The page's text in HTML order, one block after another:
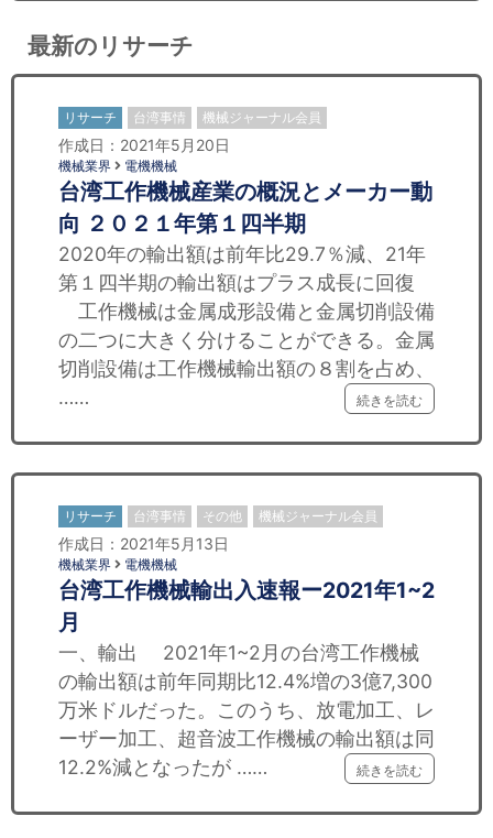
最新のリサーチ
リサーチ 台湾事情 機械ジャーナル会員
作成日：2021年5月20日
機械業界 電機機械
台湾工作機械産業の概況とメーカー動
向 ２０２１年第１四半期
2020年の輸出額は前年比29.7％減、21年
第１四半期の輸出額はプラス成長に回復
工作機械は金属成形設備と金属切削設備
の二つに大きく分けることができる。金属
切削設備は工作機械輸出額の８割を占め、
……
続きを読む
リサーチ 台湾事情 その他 機械ジャーナル会員
作成日：2021年5月13日
機械業界 電機機械
台湾工作機械輸出入速報ー2021年1~2
月
一、輸出 2021年1~2月の台湾工作機械
の輸出額は前年同期比12.4%増の3億7,300
万米ドルだった。このうち、放電加工、レ
ーザー加工、超音波工作機械の輸出額は同
12.2%減となったが ……
続きを読む